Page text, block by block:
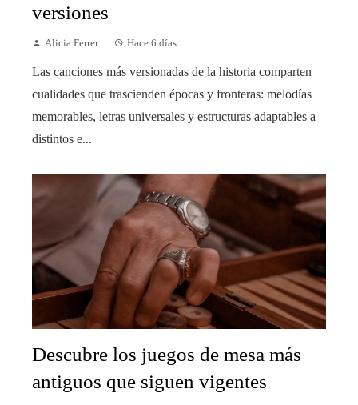
versiones
Alicia Ferrer Hace 6 días
Las canciones más versionadas de la historia comparten
cualidades que trascienden épocas y fronteras: melodías
memorables, letras universales y estructuras adaptables a
distintos e...
Descubre los juegos de mesa más
antiguos que siguen vigentes